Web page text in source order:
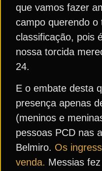
que vamos fazer
campo querendo o
classificação, pois
nossa torcida
24.
E o embate desta
presença apenas
(meninos e
pessoas PCD nas
Belmiro. Os
venda. Messias